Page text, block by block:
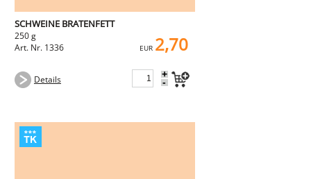
SCHWEINE BRATENFETT
250 g
Art. Nr. 1336
EUR 2,70
Details +
-